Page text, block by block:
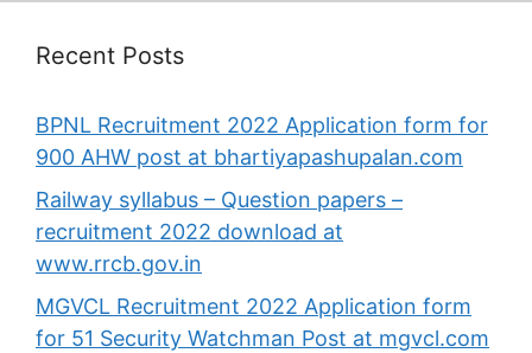
Recent Posts
BPNL Recruitment 2022 Application form for
900 AHW post at bhartiyapashupalan.com
Railway syllabus – Question papers –
recruitment 2022 download at
www.rrcb.gov.in
MGVCL Recruitment 2022 Application form
for 51 Security Watchman Post at mgvcl.com